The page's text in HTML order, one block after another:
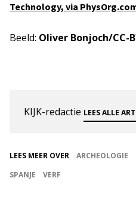
Technology, via
Beeld: Oliver Bonjoch/CC-
KIJK-redactie LEES ALLE
LEES MEER OVER ARCHEOLOGIE
SPANJE
VERF